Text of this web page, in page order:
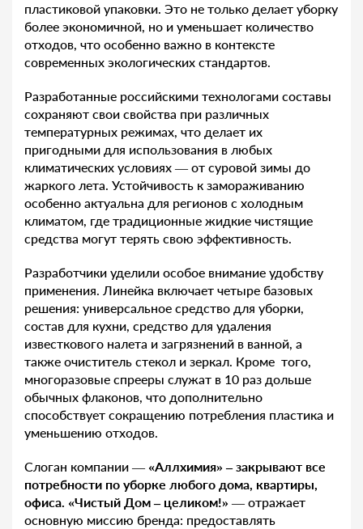
пластиковой упаковки. Это не только делает уборку
более экономичной, но и уменьшает количество
отходов, что особенно важно в контексте
современных экологических стандартов.
Разработанные российскими технологами составы
сохраняют свои свойства при различных
температурных режимах, что делает их
пригодными для использования в любых
климатических условиях — от суровой зимы до
жаркого лета. Устойчивость к замораживанию
особенно актуальна для регионов с холодным
климатом, где традиционные жидкие чистящие
средства могут терять свою эффективность.
Разработчики уделили особое внимание удобству
применения. Линейка включает четыре базовых
решения: универсальное средство для уборки,
состав для кухни, средство для удаления
известкового налета и загрязнений в ванной, а
также очиститель стекол и зеркал. Кроме того,
многоразовые спрееры служат в 10 раз дольше
обычных флаконов, что дополнительно
способствует сокращению потребления пластика и
уменьшению отходов.
Слоган компании — «Аллхимия» – закрывают все
потребности по уборке любого дома, квартиры,
офиса. «Чистый Дом – целиком!» — отражает
основную миссию бренда: предоставлять